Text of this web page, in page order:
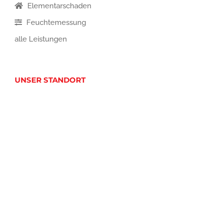
Elementarschaden
Feuchtemessung
alle Leistungen
UNSER STANDORT